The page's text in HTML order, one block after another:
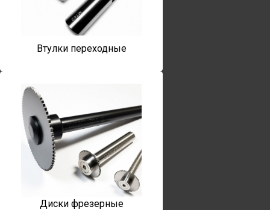
Втулки переходные
Диски фрезерные